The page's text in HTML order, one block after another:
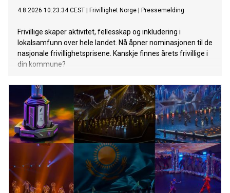
4.8.2026 10:23:34 CEST Frivillighet Norge Pressemelding
Frivillige skaper aktivitet, fellesskap og inkludering i
lokalsamfunn over hele landet. Nå åpner nominasjonen til de
nasjonale frivillighetsprisene. Kanskje finnes årets frivillige i
din kommune?